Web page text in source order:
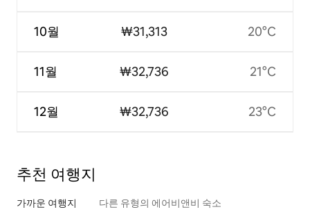
10월
11월
12월
₩31,313
₩32,736
₩32,736
20°C
21°C
23°C
추천 여행지
가까운 여행지 다른 유형의 에어비앤비 숙소